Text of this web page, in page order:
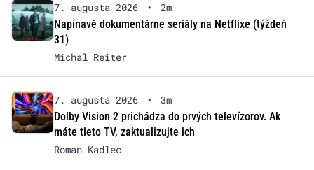
7. augusta 2026 •
2m
Napínavé dokumentárne seriály na Netflixe (týždeň
31)
Michal Reiter
7. augusta 2026 •
3m
Dolby Vision 2 prichádza do prvých televízorov. Ak
máte tieto TV, zaktualizujte ich
Roman Kadlec